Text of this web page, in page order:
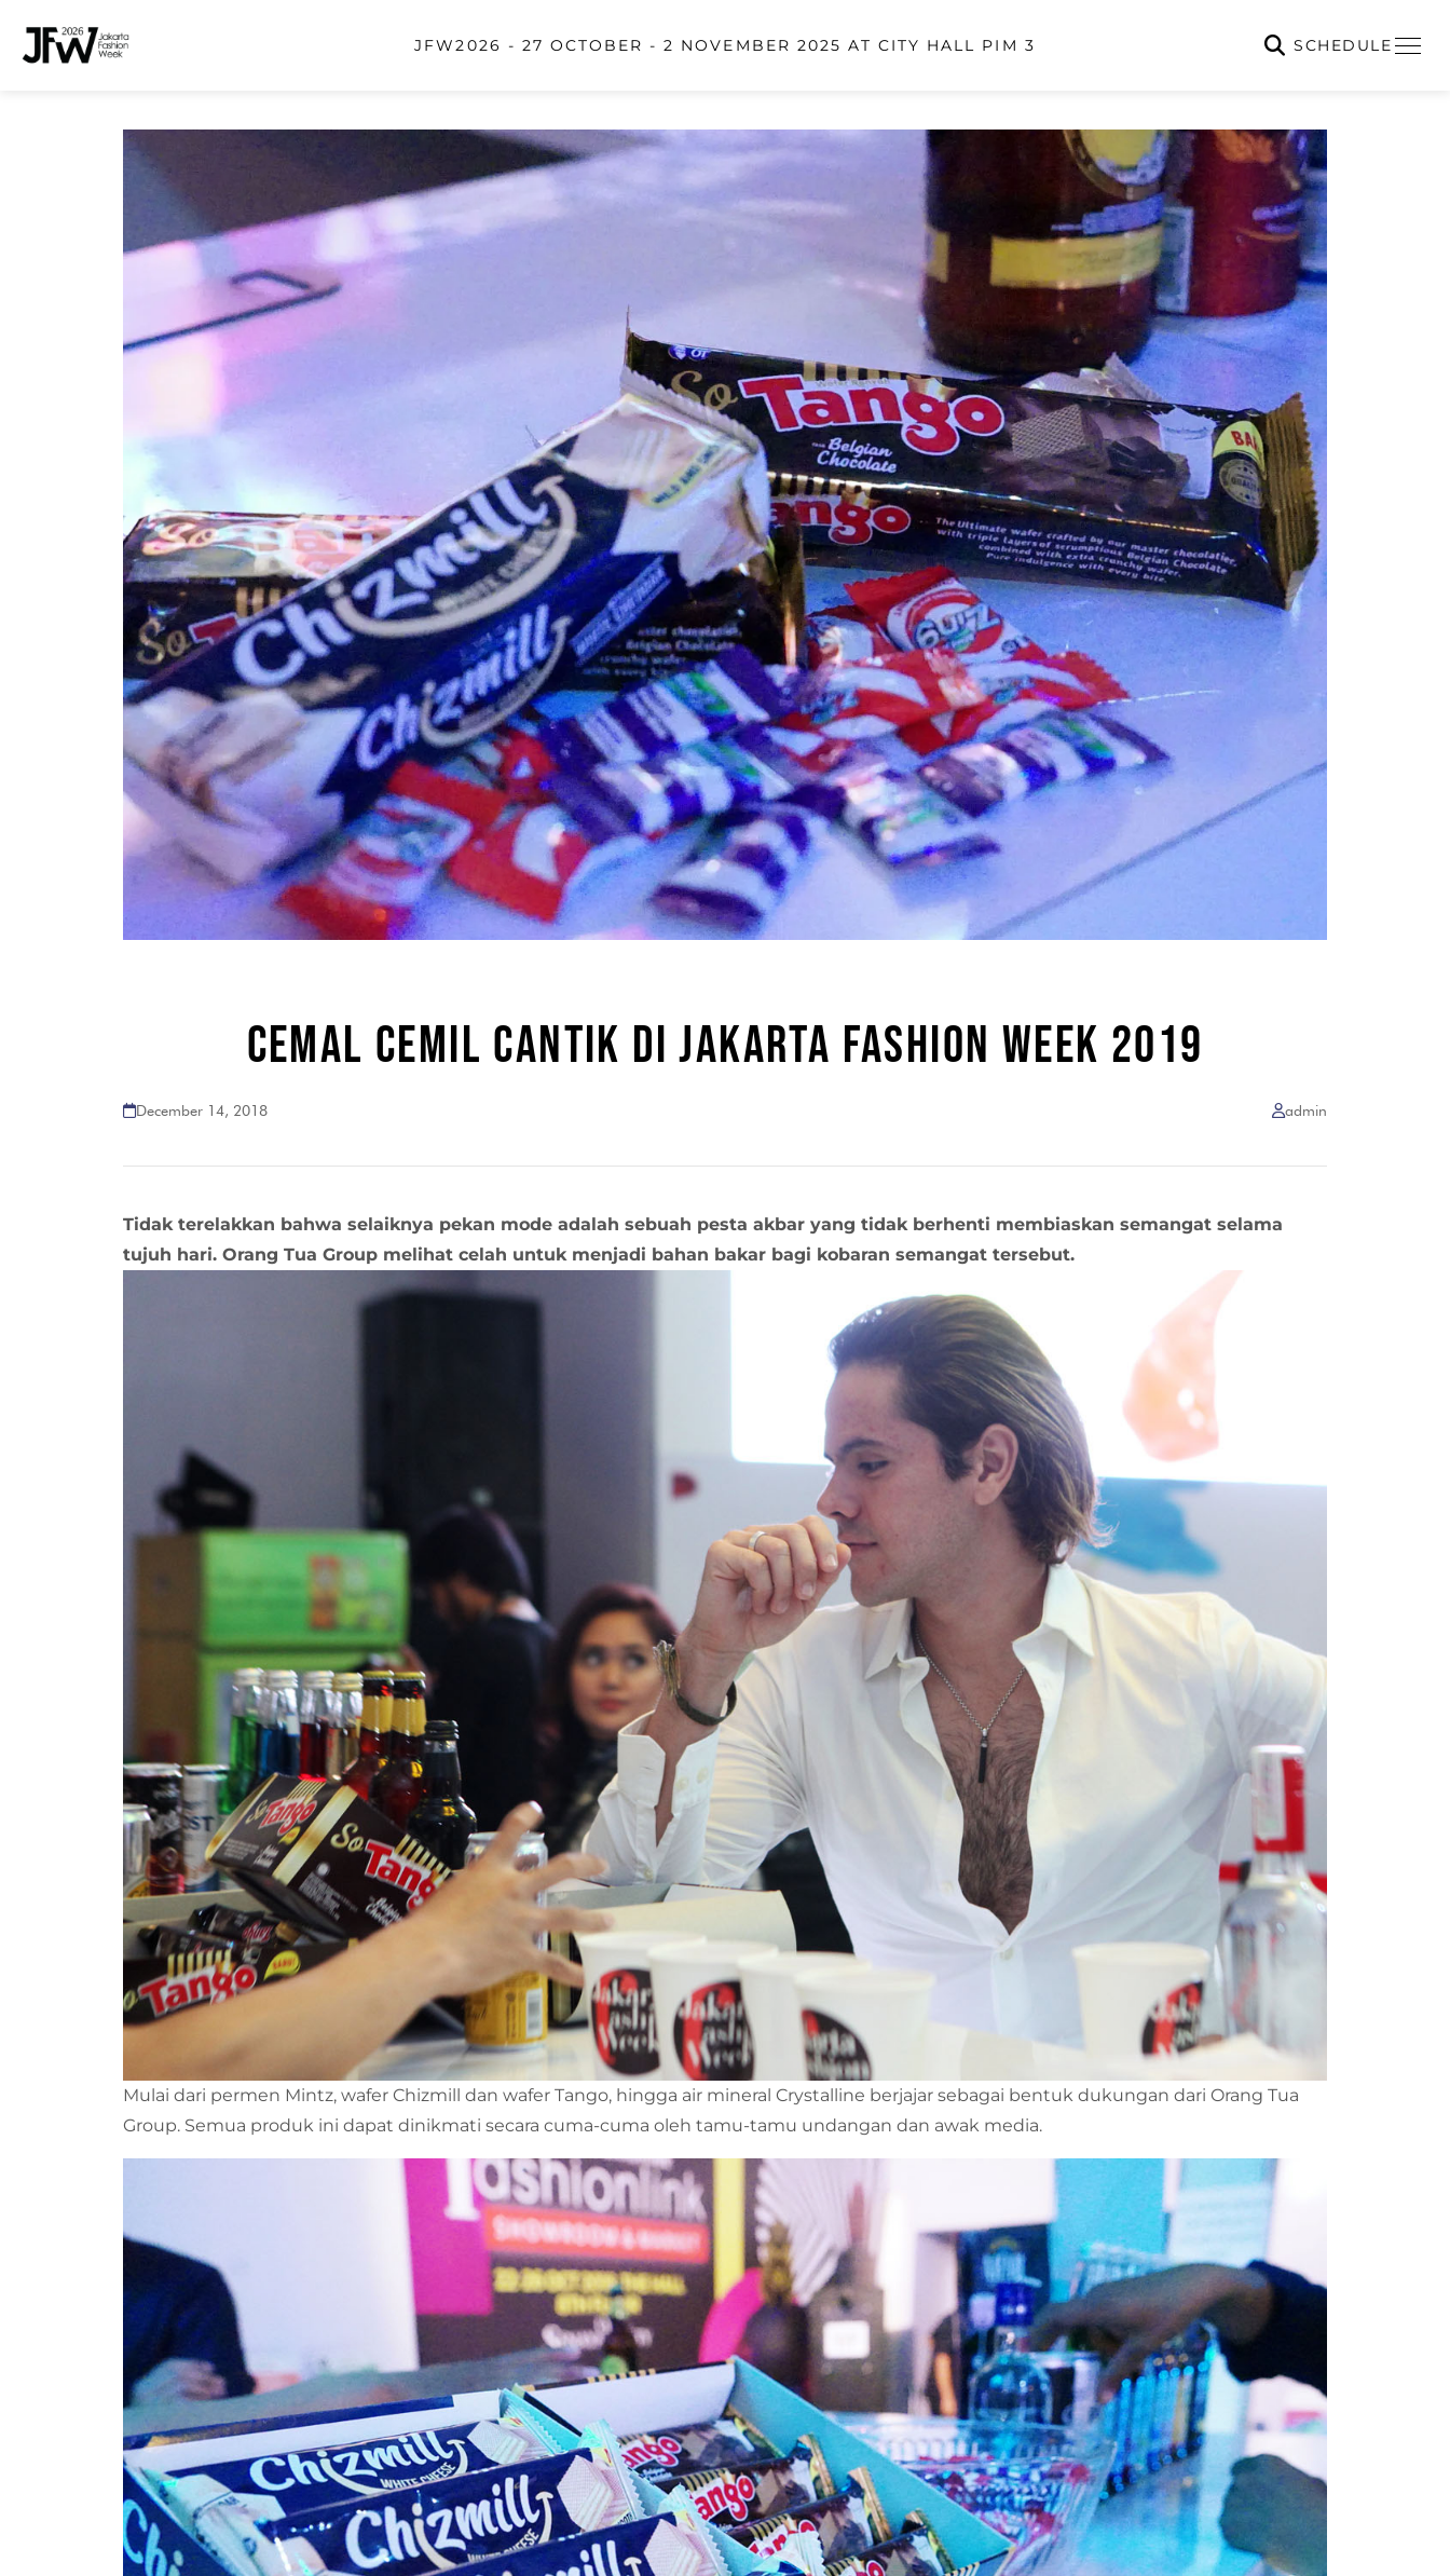
JFW2026 - 27 OCTOBER - 2 NOVEMBER 2025 AT CITY HALL PIM 3 SCHEDULE
CEMAL CEMIL CANTIK DI JAKARTA FASHION WEEK 2019
December 14, 2018 admin
Tidak terelakkan bahwa selaiknya pekan mode adalah sebuah pesta akbar yang tidak berhenti membiaskan semangat selama
tujuh hari. Orang Tua Group melihat celah untuk menjadi bahan bakar bagi kobaran semangat tersebut.
Mulai dari permen Mintz, wafer Chizmill dan wafer Tango, hingga air mineral Crystalline berjajar sebagai bentuk dukungan dari Orang Tua
Group. Semua produk ini dapat dinikmati secara cuma-cuma oleh tamu-tamu undangan dan awak media.